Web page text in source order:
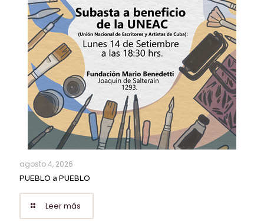
agosto 4, 2026
PUEBLO a PUEBLO
Leer más